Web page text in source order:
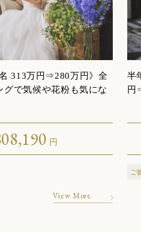
313万円⇒280万円》全
グで気候や花粉も気にな
円
View More
半
円
ご